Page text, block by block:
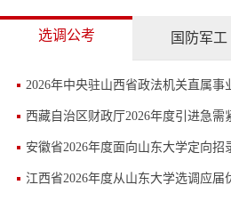
选调公考 国防军工
西藏自治区财政厅2026年度引进急需